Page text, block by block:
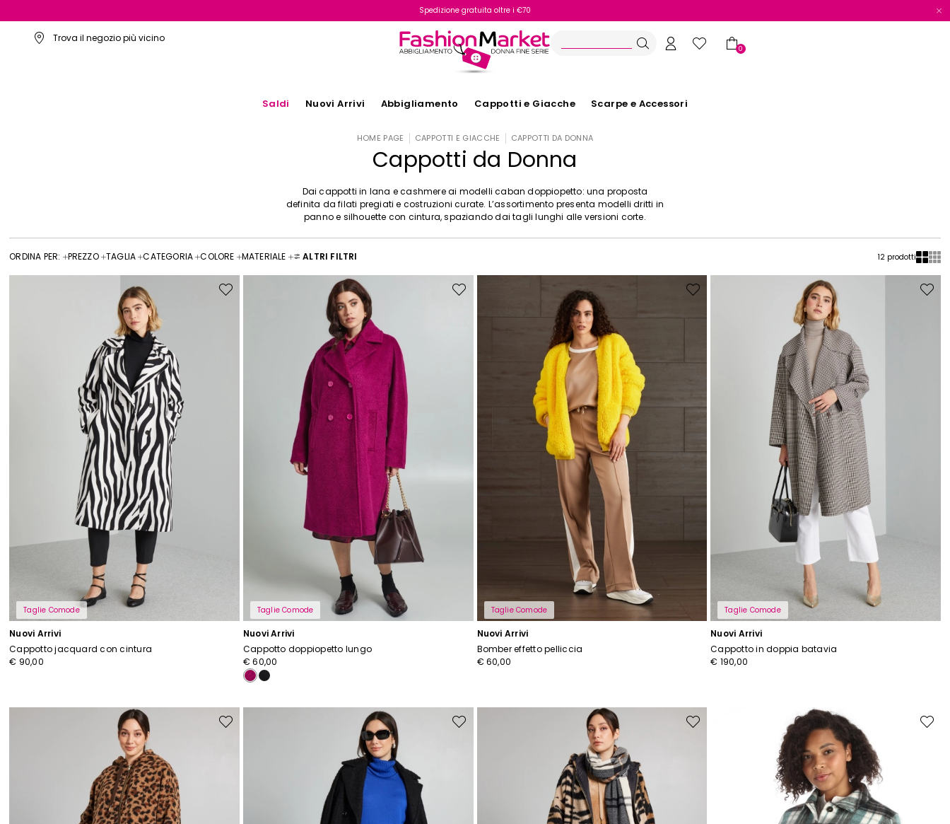
Reso facile e veloce
Spedizione gratuita oltre i €70
Trova il negozio più vicino
0
Saldi Nuovi Arrivi Abbigliamento Cappotti e Giacche Scarpe e Accessori
HOME PAGE CAPPOTTI E GIACCHE CAPPOTTI DA DONNA
Cappotti da Donna
Dai cappotti in lana e cashmere ai modelli caban doppiopetto: una proposta
definita da filati pregiati e costruzioni curate. L’assortimento presenta modelli dritti in
panno e silhouette con cintura, spaziando dai tagli lunghi alle versioni corte.
ORDINA PER: PREZZO TAGLIA CATEGORIA COLORE MATERIALE ALTRI FILTRI 12 prodotti
Taglie Comode
Nuovi Arrivi
Cappotto jacquard con cintura
€ 90,00
Sposta
Taglie Comode
Nuovi Arrivi
Cappotto doppiopetto lungo
€ 60,00
Sposta
Taglie Comode
Nuovi Arrivi
Bomber effetto pelliccia
€ 60,00
Sposta
Taglie Comode
Nuovi Arrivi
Cappotto in doppia batavia
€ 190,00
Sposta
Sposta
Sposta
Sposta
Sposta